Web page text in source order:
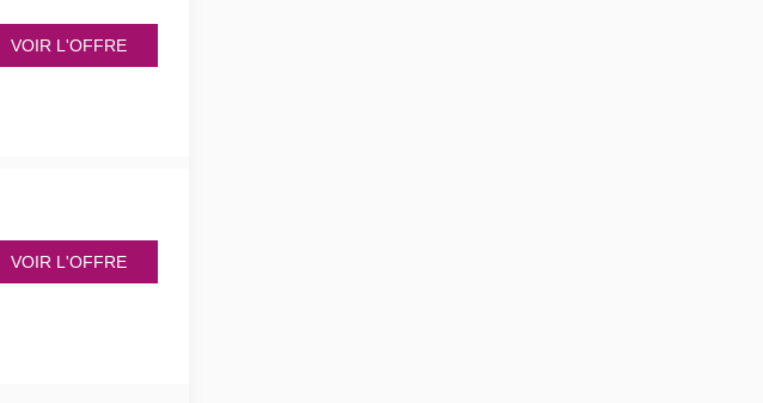
VOIR L'OFFRE
VOIR L'OFFRE